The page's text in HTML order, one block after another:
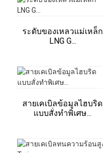
ระดับของเหลวแม่เหล็ก
LNG G...
สายเคเบิลข้อมูลไฮบริด
แบบสั่งทำพิเศษ...